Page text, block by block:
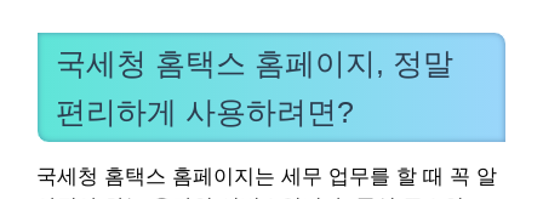
국세청 홈택스 홈페이지, 정말
편리하게 사용하려면?
국세청 홈택스 홈페이지는 세무 업무를 할 때 꼭 알